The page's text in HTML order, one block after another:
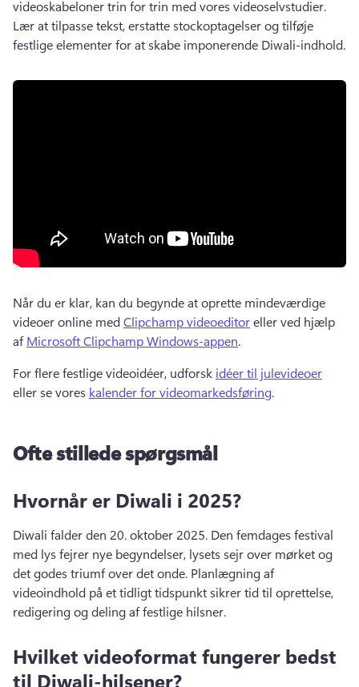
Lær at tilpasse tekst, erstatte stockoptagelser og tilføje
Når du er klar, kan du begynde at oprette mindeværdige
videoer online med Clipchamp videoeditor eller ved hjælp
af Microsoft Clipchamp Windows-appen.
For flere festlige videoidéer, udforsk idéer til julevideoer
eller se vores kalender for videomarkedsføring.
Ofte stillede spørgsmål
Hvornår er Diwali i 2025?
Diwali falder den 20. oktober 2025. Den femdages festival
med lys fejrer nye begyndelser, lysets sejr over mørket og
det godes triumf over det onde. Planlægning af
videoindhold på et tidligt tidspunkt sikrer tid til oprettelse,
redigering og deling af festlige hilsner.
Hvilket videoformat fungerer bedst
til Diwali-hilsener?